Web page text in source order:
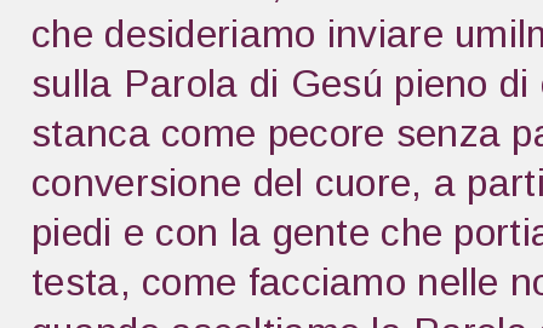
che desideriamo inviare
sulla Parola di Gesú pieno
stanca come pecore senza
conversione del cuore, a
piedi e con la gente che
testa, come facciamo nelle